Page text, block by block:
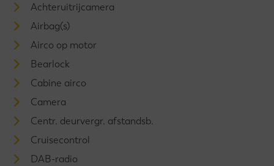
Achteruitrijcamera
Airbag(s)
Airco op motor
Bearlock
Cabine airco
Camera
Centr. deurvergr. afstandsb.
Cruisecontrol
DAB-radio